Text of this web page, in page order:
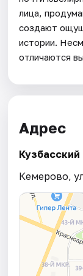
лица,
создают
истории.
отличаются
Адрес
Кемерово,